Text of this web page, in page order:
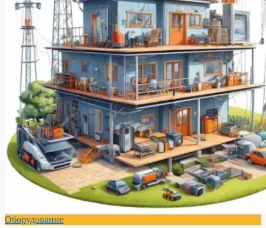
Оборудование